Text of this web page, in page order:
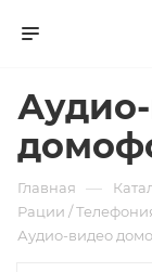
Главная —
Рации /
Аудио-видео